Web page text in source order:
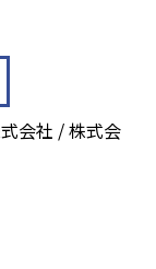
会社 / 株式会